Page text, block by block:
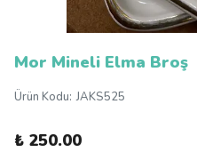
Mor Mineli Elma Broş
Ürün Kodu: JAKS525
₺ 250.00